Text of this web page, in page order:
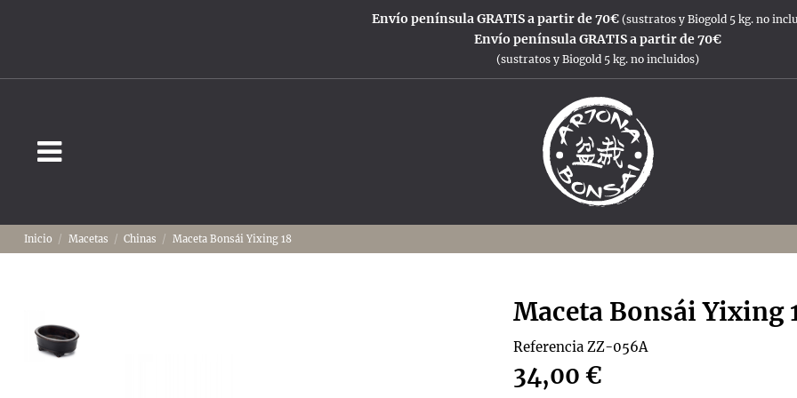
Envío península GRATIS a partir de 70€ (sustratos y Biogold 5 kg. no
Envío península GRATIS a partir de 70€
(sustratos y Biogold 5 kg. no incluidos)
Inicio Macetas Chinas Maceta Bonsái Yixing 18
Maceta Bonsái Yixing
Referencia ZZ-056A
34,00 €